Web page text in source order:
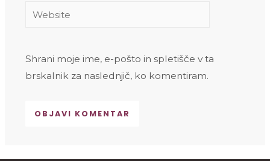
Website
Shrani moje ime, e-pošto in spletišče v ta
brskalnik za naslednjič, ko komentiram.